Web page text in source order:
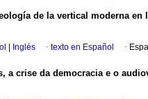
de la vertical moderna en
Inglés · texto en Español ·
a crise da democracia e o